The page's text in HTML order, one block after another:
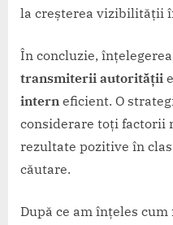
la creșterea vizibilității
În concluzie, înțelegerea
transmiterii autorității
intern eficient. O
considerare toți factorii
rezultate pozitive în
căutare.
După ce am înțeles